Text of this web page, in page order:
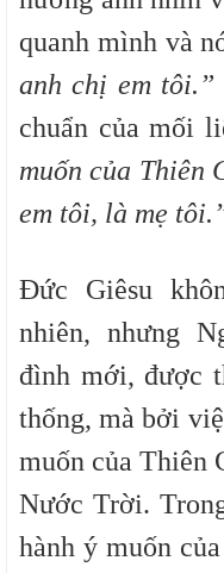
quanh mình và
anh chị em tôi.”
chuẩn của mối
muốn của Thiên
em tôi, là mẹ
Đức Giêsu
nhiên, nhưng
đình mới, được
thống, mà bởi
muốn của Thiên
Nước Trời.
hành ý muốn